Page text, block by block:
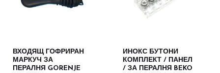
ВХОДЯЩ ГОФРИРАН
МАРКУЧ ЗА
ПЕРАЛНЯ GORENJE
ИНОКС БУТОНИ
КОМПЛЕКТ / ПАНЕЛ
/ ЗА ПЕРАЛНЯ BEKO